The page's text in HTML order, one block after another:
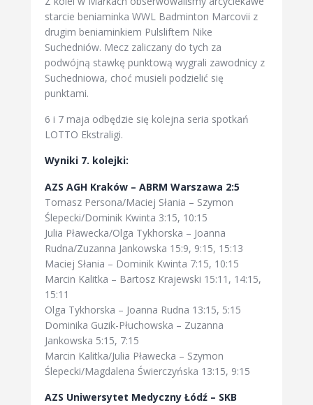
starcie beniaminka WWL Badminton Marcovii z
drugim beniaminkiem Pulsliftem Nike
Suchedniów. Mecz zaliczany do tych za
podwójną stawkę punktową wygrali zawodnicy z
Suchedniowa, choć musieli podzielić się
punktami.
6 i 7 maja odbędzie się kolejna seria spotkań
LOTTO Ekstraligi.
Wyniki 7. kolejki:
AZS AGH Kraków – ABRM Warszawa 2:5
Tomasz Persona/Maciej Słania – Szymon
Ślepecki/Dominik Kwinta 3:15, 10:15
Julia Pławecka/Olga Tykhorska – Joanna
Rudna/Zuzanna Jankowska 15:9, 9:15, 15:13
Maciej Słania – Dominik Kwinta 7:15, 10:15
Marcin Kalitka – Bartosz Krajewski 15:11, 14:15,
15:11
Olga Tykhorska – Joanna Rudna 13:15, 5:15
Dominika Guzik-Płuchowska – Zuzanna
Jankowska 5:15, 7:15
Marcin Kalitka/Julia Pławecka – Szymon
Ślepecki/Magdalena Świerczyńska 13:15, 9:15
AZS Uniwersytet Medyczny Łódź – SKB